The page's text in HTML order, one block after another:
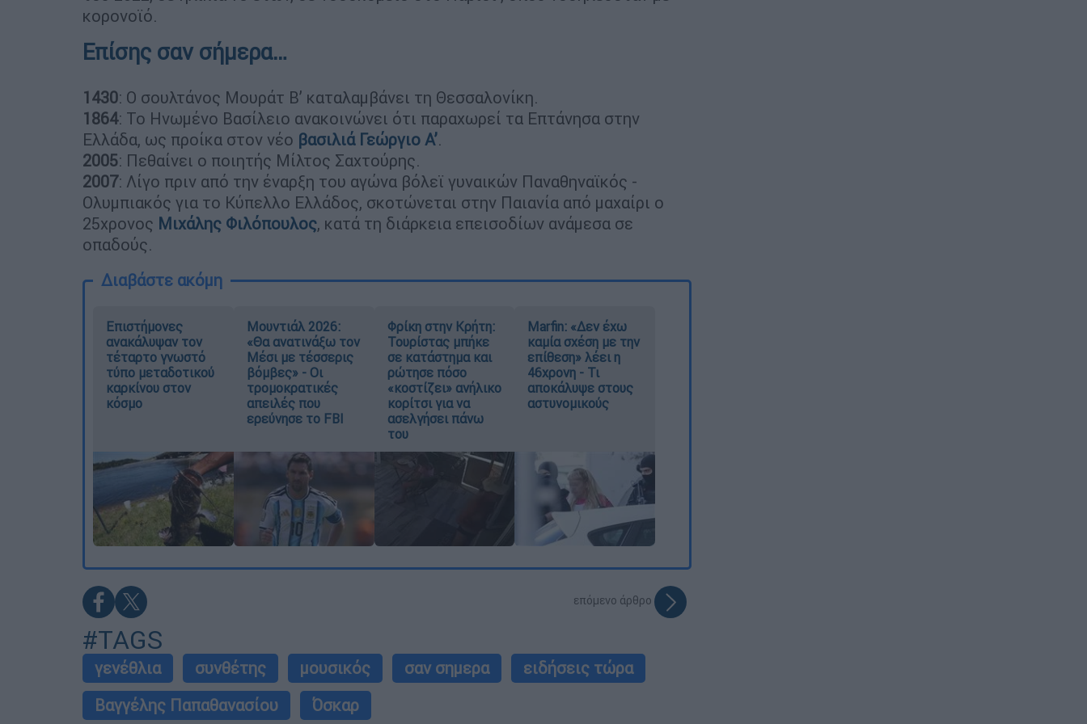
κορονοϊό.
Επίσης σαν σήμερα…
1430: Ο σουλτάνος Μουράτ Β’ καταλαμβάνει τη Θεσσαλονίκη.
1864: Το Ηνωμένο Βασίλειο ανακοινώνει ότι παραχωρεί τα Επτάνησα στην
Ελλάδα, ως προίκα στον νέο βασιλιά Γεώργιο Α’.
2005: Πεθαίνει ο ποιητής Μίλτος Σαχτούρης.
2007: Λίγο πριν από την έναρξη του αγώνα βόλεϊ γυναικών Παναθηναϊκός -
Ολυμπιακός για το Κύπελλο Ελλάδος, σκοτώνεται στην Παιανία από μαχαίρι ο
25χρονος Μιχάλης Φιλόπουλος, κατά τη διάρκεια επεισοδίων ανάμεσα σε
οπαδούς.
Διαβάστε ακόμη
Επιστήμονες
ανακάλυψαν τον
τέταρτο γνωστό
τύπο μεταδοτικού
καρκίνου στον
κόσμο
Μουντιάλ 2026:
«Θα ανατινάξω τον
Μέσι με τέσσερις
βόμβες» - Οι
τρομοκρατικές
απειλές που
ερεύνησε το FBI
Φρίκη στην Κρήτη:
Τουρίστας μπήκε
σε κατάστημα και
ρώτησε πόσο
«κοστίζει» ανήλικο
κορίτσι για να
ασελγήσει πάνω
του
Marfin: «Δεν έχω
καμία σχέση με την
επίθεση» λέει η
46χρονη - Τι
αποκάλυψε στους
αστυνομικούς
επόμενο άρθρο
#TAGS
γενέθλια συνθέτης μουσικός σαν σημερα
ειδήσεις τώρα
Βαγγέλης Παπαθανασίου
Όσκαρ